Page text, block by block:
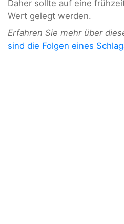
Daher sollte auf eine
Wert gelegt werden.
Erfahren Sie mehr über
sind die Folgen eines